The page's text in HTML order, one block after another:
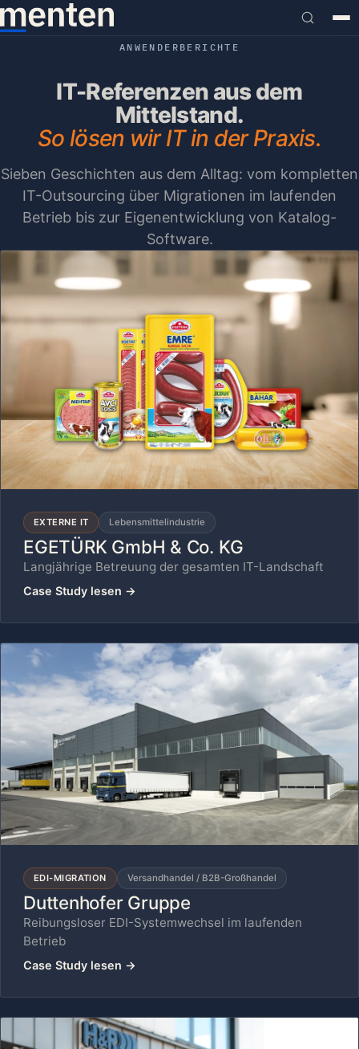
ANWENDERBERICHTE
IT-Referenzen aus dem
Mittelstand.
So lösen wir IT in der Praxis.
Sieben Geschichten aus dem Alltag: vom kompletten
IT-Outsourcing über Migrationen im laufenden
Betrieb bis zur Eigenentwicklung von Katalog-
Software.
EXTERNE IT Lebensmittelindustrie
EGETÜRK GmbH & Co. KG
Langjährige Betreuung der gesamten IT-Landschaft
Case Study lesen →
EDI-MIGRATION Versandhandel / B2B-Großhandel
Duttenhofer Gruppe
Reibungsloser EDI-Systemwechsel im laufenden
Betrieb
Case Study lesen →